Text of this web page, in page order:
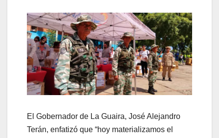
El Gobernador de La Guaira, José Alejandro
Terán, enfatizó que “hoy materializamos el